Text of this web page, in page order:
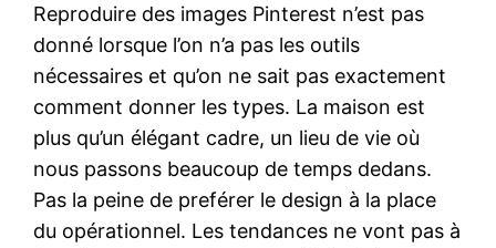
Reproduire des images Pinterest n’est pas
donné lorsque l’on n’a pas les outils
nécessaires et qu’on ne sait pas exactement
comment donner les types. La maison est
plus qu’un élégant cadre, un lieu de vie où
nous passons beaucoup de temps dedans.
Pas la peine de preférer le design à la place
du opérationnel. Les tendances ne vont pas à